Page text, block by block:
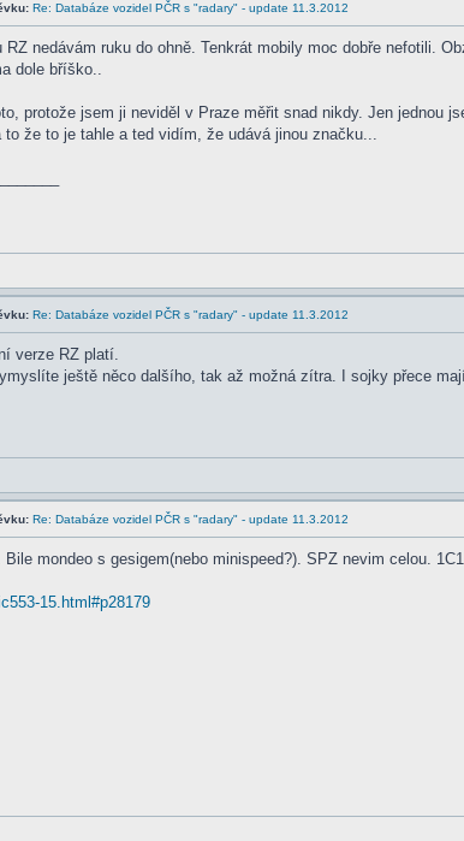
Re: Databáze vozidel PČR s "radary" - update 11.3.2012
RZ nedávám ruku do ohně. Tenkrát mobily moc dobře nefotili.
dole bříško..
protože jsem ji neviděl v Praze měřit snad nikdy. Jen
to že to je tahle a ted vidím, že udává jinou značku...
Re: Databáze vozidel PČR s "radary" - update 11.3.2012
verze RZ platí.
ještě něco dalšího, tak až možná zítra. I sojky přece
Re: Databáze vozidel PČR s "radary" - update 11.3.2012
Bile mondeo s gesigem(nebo minispeed?). SPZ nevim celou.
15.html#p28179